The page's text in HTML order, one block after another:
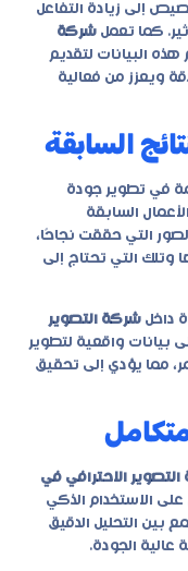
إلى زيادة التفاعل
كما تعمل شركة
البيانات لتقديم
ويعزز من فعالية
السابقة
في تطوير جودة
السابقة
التي حققت نجاحًا،
وتلك التي تحتاج إلى
داخل شركة التصوير
بيانات واقعية لتطوير
مما يؤدي إلى تحقيق
الاحترافي في
على الاستخدام الذكي
بين التحليل الدقيق
عالية الجودة.